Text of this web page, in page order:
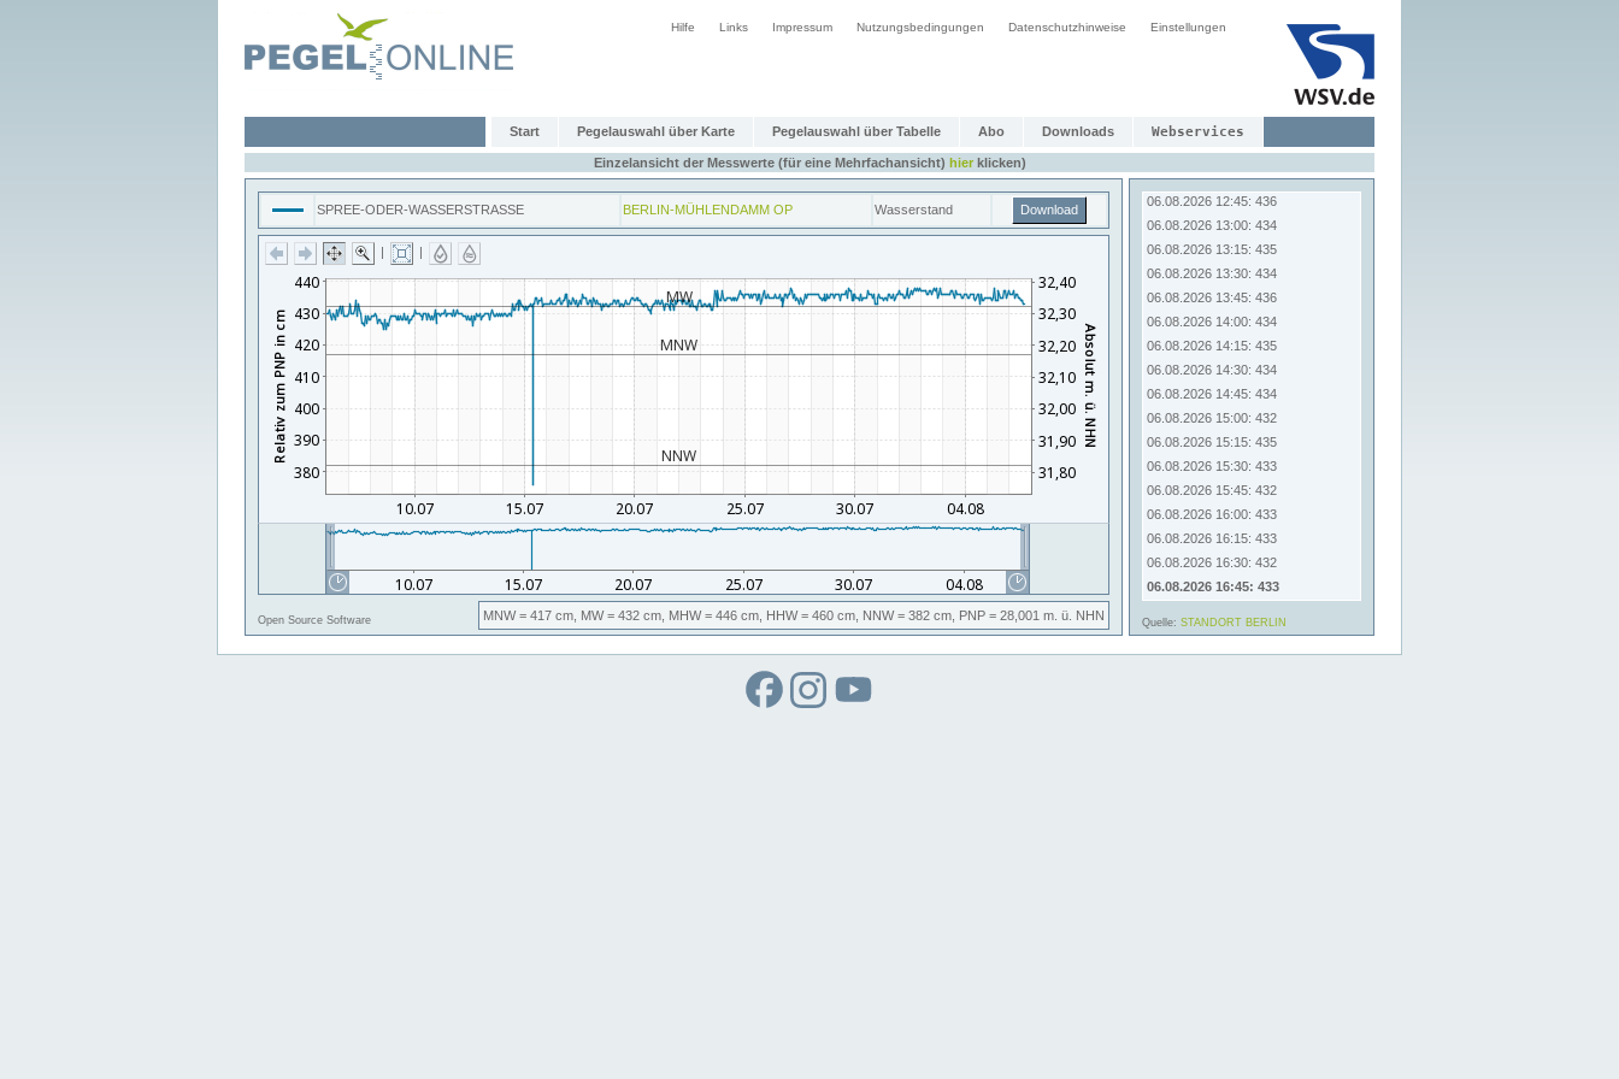
Hilfe Links Impressum Nutzungsbedingungen Datenschutzhinweise Einstellungen
Start Pegelauswahl über Karte Pegelauswahl über Tabelle Abo Downloads Webservices
Einzelansicht der Messwerte (für eine Mehrfachansicht) hierklicken)
SPREE-ODER-WASSERSTRASSE BERLIN-MÜHLENDAMM OP Wasserstand Download
| |
Open Source Software MNW= 417 cm, MW= 432 cm, MHW= 446 cm, HHW= 460 cm, NNW= 382 cm, PNP = 28,001 m. ü. NHN
06.08.2026 11:00: 435
06.08.2026 12:00: 433
06.08.2026 12:15: 434
06.08.2026 12:30: 433
06.08.2026 12:45: 436
06.08.2026 13:00: 434
06.08.2026 13:15: 435
06.08.2026 13:30: 434
06.08.2026 13:45: 436
06.08.2026 14:00: 434
06.08.2026 14:15: 435
06.08.2026 14:30: 434
06.08.2026 14:45: 434
06.08.2026 15:00: 432
06.08.2026 15:15: 435
06.08.2026 15:30: 433
06.08.2026 15:45: 432
06.08.2026 16:00: 433
06.08.2026 16:15: 433
06.08.2026 16:30: 432
06.08.2026 16:45: 433
Quelle: STANDORT BERLIN